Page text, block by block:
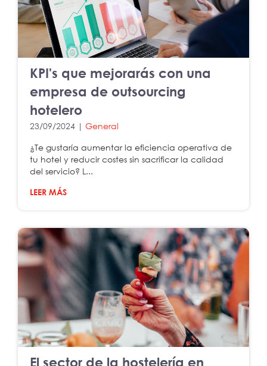
KPI's que mejorarás con una
empresa de outsourcing
hotelero
23/09/2024 | General
¿Te gustaría aumentar la eficiencia operativa de
tu hotel y reducir costes sin sacrificar la calidad
del servicio? L...
LEER MÁS
El sector de la hostelería en